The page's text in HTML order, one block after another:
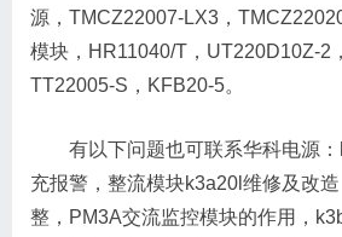
源，TMCZ22007-LX3，
模块，HR11040/T，UT220D10Z-2
TT22005-S，KFB20-5。
有以下问题也可联系华科电源
充报警，整流模块k3a20l维修及改
整，PM3A交流监控模块的作用，